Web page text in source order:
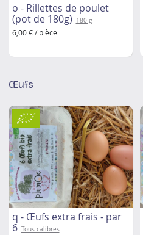
o - Rillettes de poulet
(pot de 180g)
180 g
6,00 € / pièce
Œufs
q - Œufs extra frais - par
6 Tous calibres